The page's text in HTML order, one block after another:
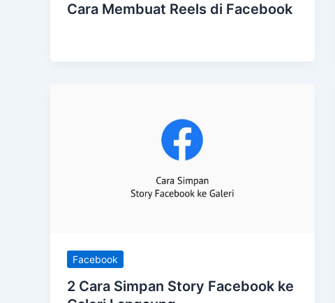
Cara Membuat Reels di Facebook
Facebook
2 Cara Simpan Story Facebook ke